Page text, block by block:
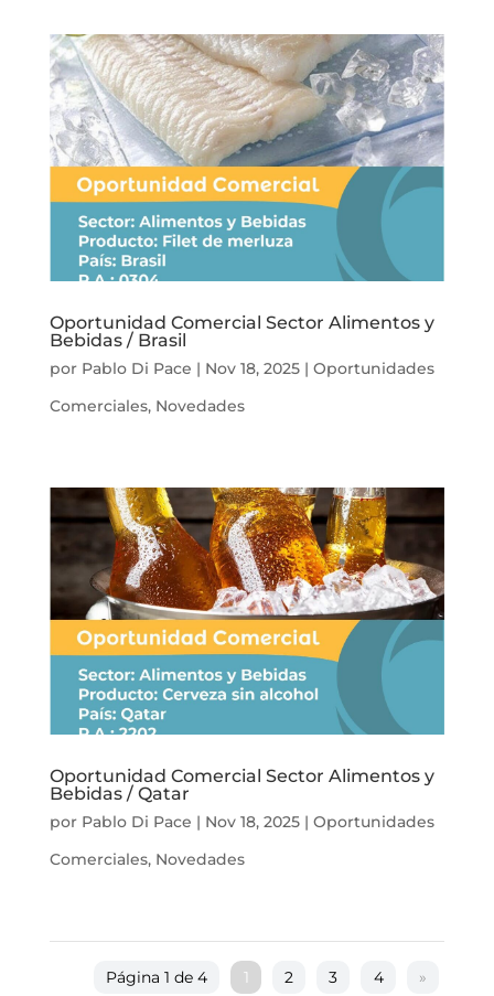
Oportunidad Comercial Sector Alimentos y
Bebidas / Brasil
por Pablo Di Pace | Nov 18, 2025| Oportunidades
Comerciales, Novedades
Oportunidad Comercial Sector Alimentos y
Bebidas / Qatar
por Pablo Di Pace | Nov 18, 2025| Oportunidades
Comerciales, Novedades
Página 1 de 4 1 2 3 4 »